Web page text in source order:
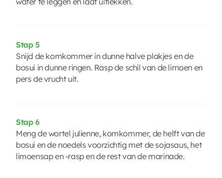
Stap 5
Snijd de komkommer in dunne halve plakjes en de
bosui in dunne ringen. Rasp de schil van de limoen en
pers de vrucht uit.
Stap 6
Meng de wortel julienne, komkommer, de helft van de
bosui en de noedels voorzichtig met de sojasaus, het
limoensap en -rasp en de rest van de marinade.